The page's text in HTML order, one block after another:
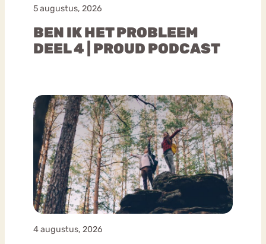
5 augustus, 2026
BEN IK HET PROBLEEM
DEEL 4 | PROUD PODCAST
4 augustus, 2026